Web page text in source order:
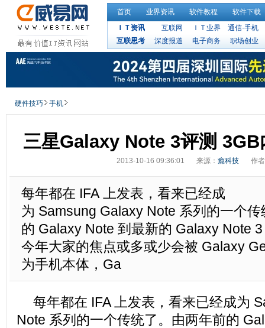
首页 业界资讯 软件教程
软件下载
ＩＴ资讯
互联网 ＩＴ业界
通信·手机
互联思考
深度报道 电子商务 职场创业
硬件技巧 手机
三星Galaxy Note 3评测 3GB
2013-10-16 09:36:01 来源： 瘾科技 作
每年都在 IFA 上发表，看来已经成
为 Samsung Galaxy Note 系列的一个
的 Galaxy Note 到最新的 Galaxy Note
今年大家的焦点或多或少会被 Galaxy
为手机本体，Ga
每年都在 IFA 上发表，看来已经成为
Note 系列的一个传统了。由两年前的